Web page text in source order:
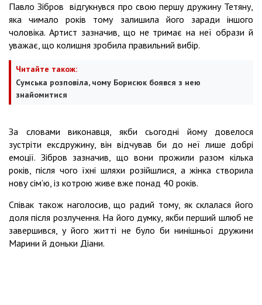
Павло Зібров відгукнувся про свою першу дружину Тетяну,
яка чимало років тому залишила його заради іншого
чоловіка. Артист зазначив, що не тримає на неї образи й
уважає, що колишня зробила правильний вибір.
Читайте також:
Сумська розповіла, чому Борисюк боявся з нею
знайомитися
За словами виконавця, якби сьогодні йому довелося
зустріти ексдружину, він відчував би до неї лише добрі
емоції. Зібров зазначив, що вони прожили разом кілька
років, після чого їхні шляхи розійшлися, а жінка створила
нову сім’ю, із котрою живе вже понад 40 років.
Співак також наголосив, що радий тому, як склалася його
доля після розлучення. На його думку, якби перший шлюб не
завершився, у його житті не було би нинішньої дружини
Марини й доньки Діани.